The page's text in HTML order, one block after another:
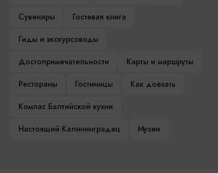
Сувениры
Гостевая книга
Гиды и экскурсоводы
Достопримечательности
Карты и маршруты
Рестораны
Гостиницы
Как доехать
Компас Балтийской кухни
Настоящий Калининградец
Музеи